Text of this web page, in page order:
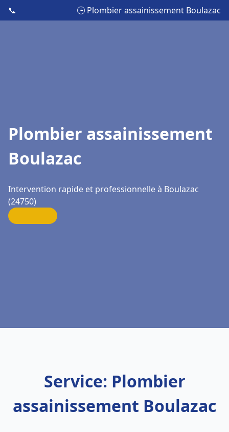
📞 🕒 Plombier assainissement Boulazac
Plombier assainissement
Boulazac
Intervention rapide et professionnelle à Boulazac
(24750)
Service: Plombier
assainissement Boulazac